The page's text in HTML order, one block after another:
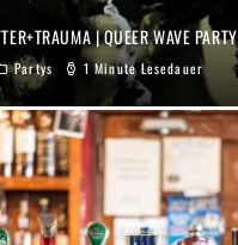
| QUEER WAVE PARTY
Partys 1 Minute Lesedauer